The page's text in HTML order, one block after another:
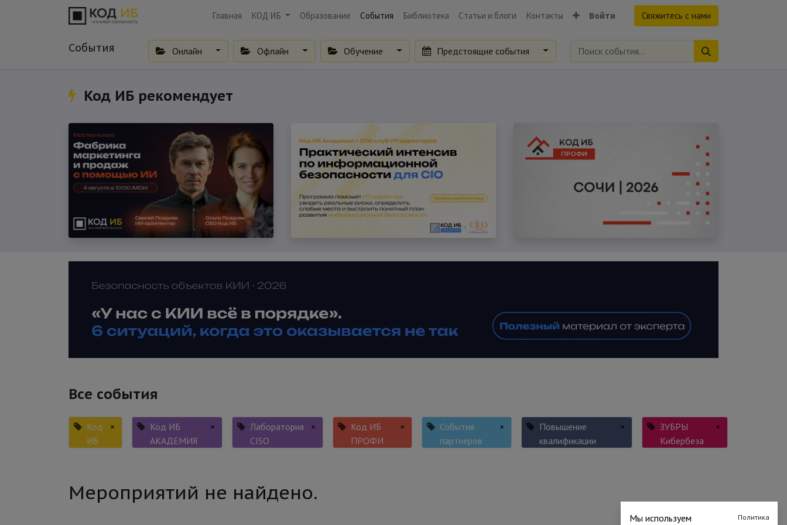
Главная КОД ИБ Образование События Библиотека Статьи и блоги Контакты Войти Свяжитесь с нами
События Онлайн Офлайн Обучение Предстоящие события
Код ИБ рекомендует
Все события
Код
ИБ
×
Код ИБ
АКАДЕМИЯ
×
Лаборатория
CISO
×
Код ИБ
ПРОФИ
×
События
партнёров
×
Повышение
квалификации
×
ЗУБРЫ
Кибербеза
×
Мероприятий не найдено.
Мы используем
Политика